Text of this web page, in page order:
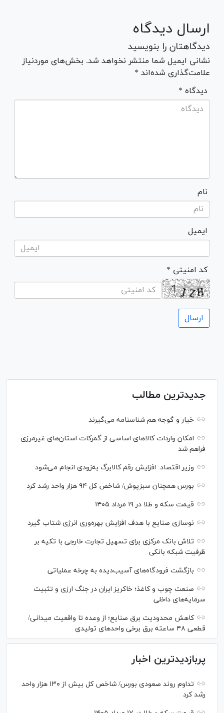
ارسال دیدگاه
دیدگاهتان را بنویسید
نشانی ایمیل شما منتشر نخواهد شد. بخش‌های موردنیاز
علامت‌گذاری شده‌اند *
* دیدگاه
نام
ایمیل
* کد امنیتی
جدیدترین مطالب
خیار و گوجه هم شناسنامه می‌گیرند
امکان واردات کالا‌های اساسی از گمرکات استان‌های غیرمرزی
فراهم شد
وزیر اقتصاد: افزایش رقم کالابرگ به‌زودی انجام می‌شود
بورس همچنان سبزپوش/ شاخص کل ۹۴ هزار واحد رشد کرد
قیمت سکه و طلا در ۱۹ مرداد ۱۴۰۵
نوسازی صنایع با هدف افزایش بهره‌وری انرژی شتاب گیرد
تلاش بانک مرکزی برای تسهیل تجارت خارجی با تکیه بر
ظرفیت شبکه بانکی
بازگشت فرودگاه‌های آسیب‌دیده به چرخه عملیاتی
صنعت چوب و کاغذ؛ خاکریز ایران در جنگ ارزی و تثبیت
سرمایه‌های داخلی
کاهش محدودیت برق صنایع؛ از وعده تا واقعیت میدانی/
قطعی ۴۸ ساعته برق برخی واحد‌های تولیدی
پربازدیدترین اخبار
تداوم روند صعودی بورس/ شاخص کل بیش از ۱۳۰ هزار واحد
رشد کرد